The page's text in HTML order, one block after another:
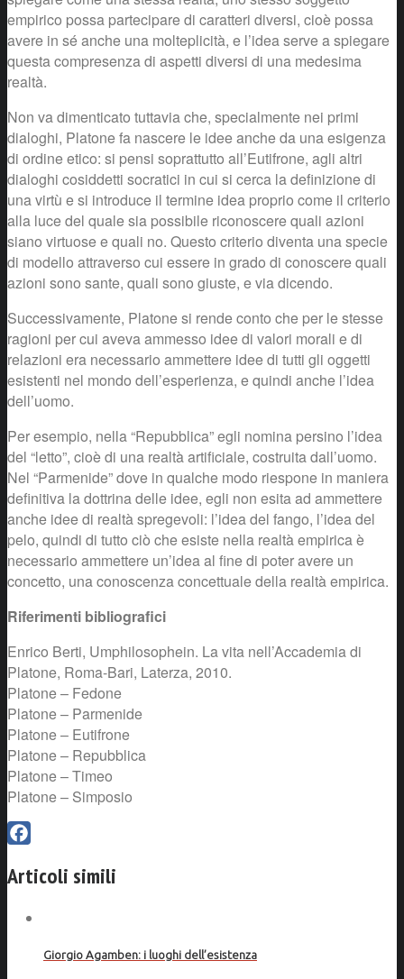
empirico possa partecipare di caratteri diversi, cioè possa
avere in sé anche una molteplicità, e l’idea serve a spiegare
questa compresenza di aspetti diversi di una medesima
realtà.
Non va dimenticato tuttavia che, specialmente nei primi
dialoghi, Platone fa nascere le idee anche da una esigenza
di ordine etico: si pensi soprattutto all’Eutifrone, agli altri
dialoghi cosiddetti socratici in cui si cerca la definizione di
una virtù e si introduce il termine idea proprio come il criterio
alla luce del quale sia possibile riconoscere quali azioni
siano virtuose e quali no. Questo criterio diventa una specie
di modello attraverso cui essere in grado di conoscere quali
azioni sono sante, quali sono giuste, e via dicendo.
Successivamente, Platone si rende conto che per le stesse
ragioni per cui aveva ammesso idee di valori morali e di
relazioni era necessario ammettere idee di tutti gli oggetti
esistenti nel mondo dell’esperienza, e quindi anche l’idea
dell’uomo.
Per esempio, nella “Repubblica” egli nomina persino l’idea
del “letto”, cioè di una realtà artificiale, costruita dall’uomo.
Nel “Parmenide” dove in qualche modo riespone in maniera
definitiva la dottrina delle idee, egli non esita ad ammettere
anche idee di realtà spregevoli: l’idea del fango, l’idea del
pelo, quindi di tutto ciò che esiste nella realtà empirica è
necessario ammettere un’idea al fine di poter avere un
concetto, una conoscenza concettuale della realtà empirica.
Riferimenti bibliografici
Enrico Berti, Umphilosophein. La vita nell’Accademia di
Platone, Roma-Bari, Laterza, 2010.
Platone – Fedone
Platone – Parmenide
Platone – Eutifrone
Platone – Repubblica
Platone – Timeo
Platone – Simposio
Articoli simili
Giorgio Agamben: i luoghi dell’esistenza